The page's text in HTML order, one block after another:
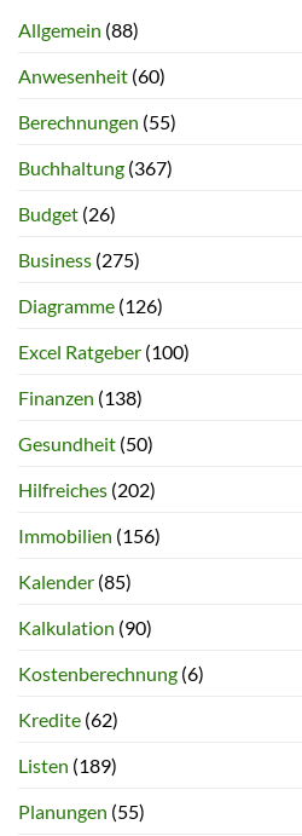
Allgemein (88)
Anwesenheit (60)
Berechnungen (55)
Buchhaltung (367)
Budget (26)
Business (275)
Diagramme (126)
Excel Ratgeber (100)
Finanzen (138)
Gesundheit (50)
Hilfreiches (202)
Immobilien (156)
Kalender (85)
Kalkulation (90)
Kostenberechnung (6)
Kredite (62)
Listen (189)
Planungen (55)